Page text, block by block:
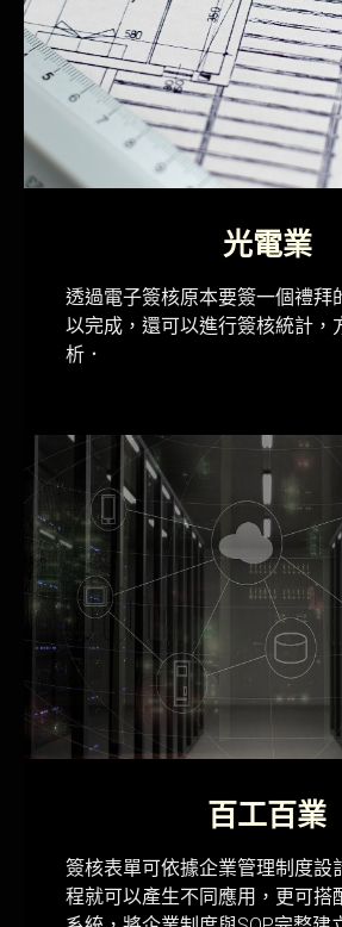
光電業​
透過電子簽核原本要簽一個禮拜
以完成，還可以進行簽核統計，
析．
百工百業
簽核表單可依據企業管理制度設
程就可以產生不同應用，更可搭